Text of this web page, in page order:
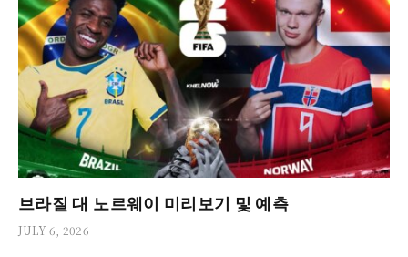
브라질 대 노르웨이 미리보기 및 예측
JULY 6, 2026